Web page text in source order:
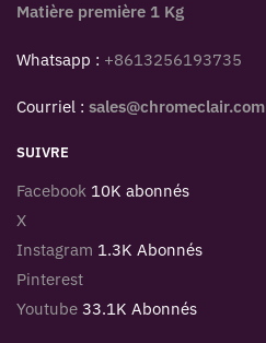
Matière première 1 Kg
Whatsapp : +8613256193735
Courriel : sales@chromeclair.com
SUIVRE
Facebook 10K abonnés
X
Instagram 1.3K Abonnés
Pinterest
Youtube 33.1K Abonnés